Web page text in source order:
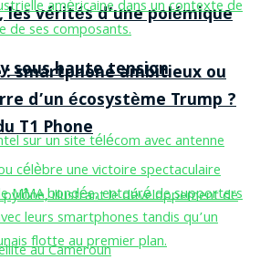
les vérités d’une polémique
sous haute tension
: smartphone ambitieux ou
d’un écosystème Trump ?
T1 Phone